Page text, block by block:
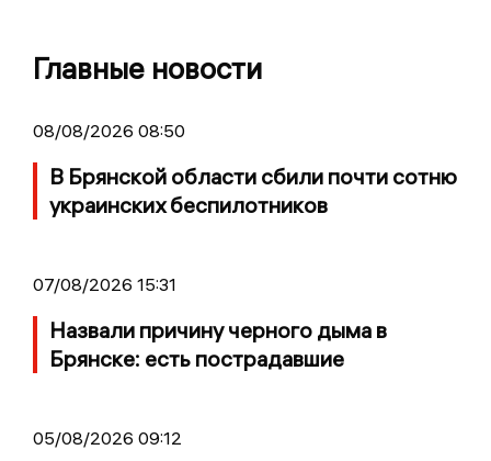
Главные новости
08/08/2026 08:50
В Брянской области сбили почти сотню
украинских беспилотников
07/08/2026 15:31
Назвали причину черного дыма в
Брянске: есть пострадавшие
05/08/2026 09:12